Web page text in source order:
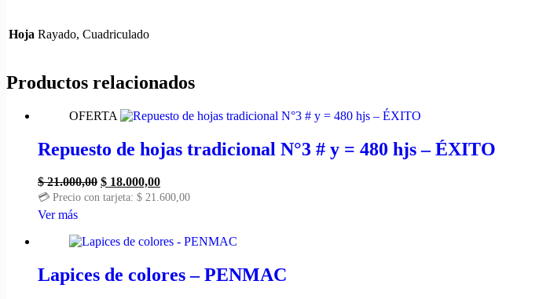
Hoja Rayado, Cuadriculado
Productos relacionados
OFERTA
Repuesto de hojas tradicional N°3 # y = 480 hjs – ÉXITO
$21.000,00 El
precio
$ 21.000,00.
$ 18.000,00El
precio
$ 18.000,00.
💳 Precio con tarjeta: $ 21.600,00
Ver másEste
tiene
variantes.
Las
Lapices de colores – PENMAC